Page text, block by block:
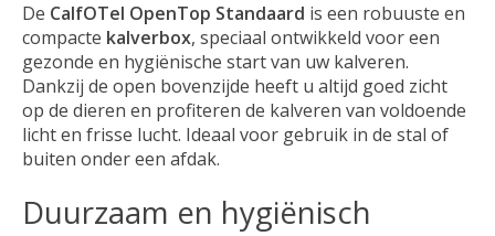
De CalfOTel OpenTop Standaard is een robuuste en
compacte kalverbox, speciaal ontwikkeld voor een
gezonde en hygiënische start van uw kalveren.
Dankzij de open bovenzijde heeft u altijd goed zicht
op de dieren en profiteren de kalveren van voldoende
licht en frisse lucht. Ideaal voor gebruik in de stal of
buiten onder een afdak.
Duurzaam en hygiënisch